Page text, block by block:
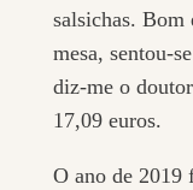
salsichas. Bom
mesa, sentou-
diz-me o
17,09 euros.
O ano de 2019